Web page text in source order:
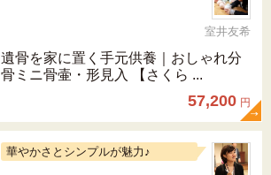
室井友希
遺骨を家に置く手元供養｜おしゃれ分
骨ミニ骨壷・形見入 【さくら ...
57,200 円
華やかさとシンプルが魅力♪